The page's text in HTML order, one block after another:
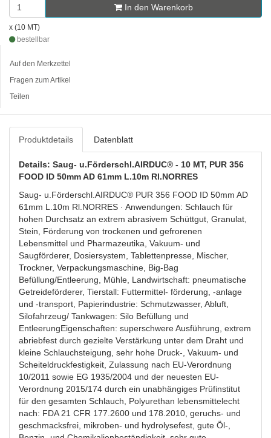
In den Warenkorb
x (10 MT)
bestellbar
Auf den Merkzettel
Fragen zum Artikel
Teilen
Produktdetails Datenblatt
Details: Saug- u.Förderschl.AIRDUC® - 10 MT, PUR 356
FOOD ID 50mm AD 61mm L.10m Rl.NORRES
Saug- u.Förderschl.AIRDUC® PUR 356 FOOD ID 50mm AD
61mm L.10m Rl.NORRES · Anwendungen: Schlauch für
hohen Durchsatz an extrem abrasivem Schüttgut, Granulat,
Stein, Förderung von trockenen und gefrorenen
Lebensmittel und Pharmazeutika, Vakuum- und
Saugförderer, Dosiersystem, Tablettenpresse, Mischer,
Trockner, Verpackungsmaschine, Big-Bag
Befüllung/Entleerung, Mühle, Landwirtschaft: pneumatische
Getreideförderer, Tierstall: Futtermittel- förderung, -anlage
und -transport, Papierindustrie: Schmutzwasser, Abluft,
Silofahrzeug/ Tankwagen: Silo Befüllung und
EntleerungEigenschaften: superschwere Ausführung, extrem
abriebfest durch gezielte Verstärkung unter dem Draht und
kleine Schlauchsteigung, sehr hohe Druck-, Vakuum- und
Scheiteldruckfestigkeit, Zulassung nach EU-Verordnung
10/2011 sowie EG 1935/2004 und der neuesten EU-
Verordnung 2015/174 durch ein unabhängiges Prüfinstitut
für den gesamten Schlauch, Polyurethan lebensmittelecht
nach: FDA 21 CFR 177.2600 und 178.2010, geruchs- und
geschmacksfrei, mikroben- und hydrolysefest, gute Öl-,